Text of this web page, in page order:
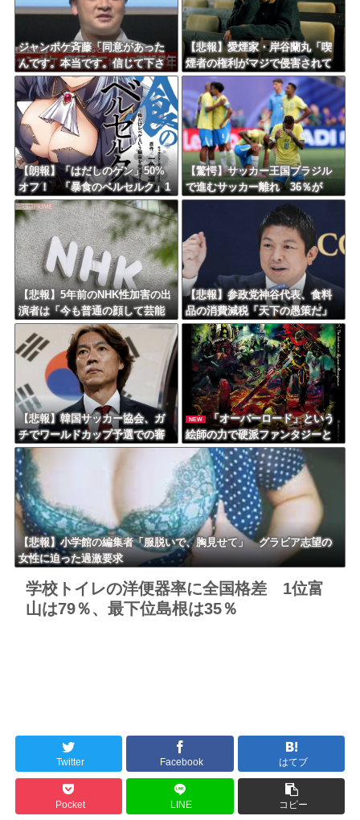
日本旅行キャンセルすべきか…1万年ぶり史上最大級の火山の兆し＝韓国の反応
更新中止のお知らせ
海外「おめでとうタキ！」リヴァプール南野がバースデーゴール！！
Powered by livedoor 相互RSS
ジャンポケ斉藤「同意があった
んです。本当です。信じて下さ
い」 ←何でこの主張が通らな
いの？
【悲報】愛煙家・岸谷蘭丸「喫
煙者の権利がマジで侵害されて
る」と私見 「いくら税金を
我々が払ってるんだと」
【朗報】「はだしのゲン」50%
オフ！ 「暴食のベルセルク」1
4巻無料ｗｗｗｗｗｗ
【驚愕】サッカー王国ブラジル
で進むサッカー離れ 36％が
「関心なし」
【悲報】5年前のNHK性加害の出
演者は「今も普通の顔して芸能
活動してる」ネット「受信料を
取るくらいなら詳細を伝えよ」
【悲報】参政党神谷代表、食料
品の消費減税「天下の愚策だ」
と批判ｗｗｗｗｗｗｗｗｗｗｗ
ｗ
【悲報】韓国サッカー協会、ガ
チでワールドカップ予選での審
判への性接待がバレ大炎上大騒
ぎにｗｗｗｗｗｗｗｗ
NEW
「オーバーロード」という
絵師の力で硬派ファンタジーと
誤解させ人気出たなろう作品ｗ
ｗｗｗｗｗｗｗｗ
【悲報】小学館の編集者「服脱いで、胸見せて」 グラビア志望の
女性に迫った過激要求
学校トイレの洋便器率に全国格差 1位富
山は79％、最下位島根は35％
Twitter Facebook はてブ
Pocket LINE コピー